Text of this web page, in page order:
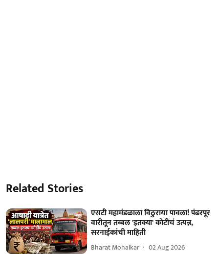
Related Stories
एसटी महामंडळाला विठुराया पावला! पंढरपूर
वारीतून तब्बल 'इतक्या' कोटींचं उत्पन्न,
सरनाईकांची माहिती
Bharat Mohalkar 02 Aug 2026